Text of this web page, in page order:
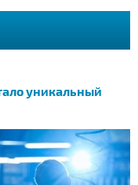
уникальный